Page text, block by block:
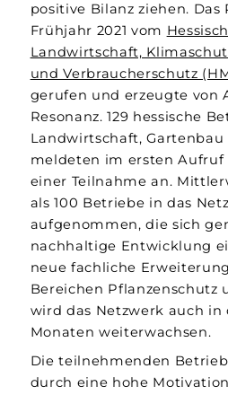
positive Bilanz ziehen.
Frühjahr 2021 vom
Landwirtschaft,
und Verbraucherschutz
gerufen und erzeugte von
Resonanz. 129 hessische
Landwirtschaft,
meldeten im ersten Aufruf
einer Teilnahme an.
als 100 Betriebe in das
aufgenommen, die sich
nachhaltige Entwicklung
neue fachliche
Bereichen Pflanzenschutz
wird das Netzwerk auch in
Monaten weiterwachsen.
Die teilnehmenden
durch eine hohe